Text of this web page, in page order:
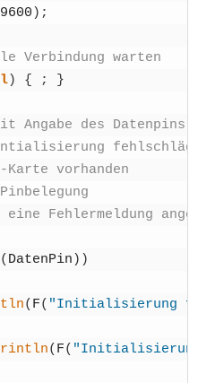
9600 ) ;
Ver­bin­dung war­ten
) { ;
}
des Daten­pins
fehl­schlägt
vor­han­den
Feh­ler­mel­dung
( Daten­Pin ) )
( F( "Initia­li­sie­rung
( F( "Initia­li­sie­rung